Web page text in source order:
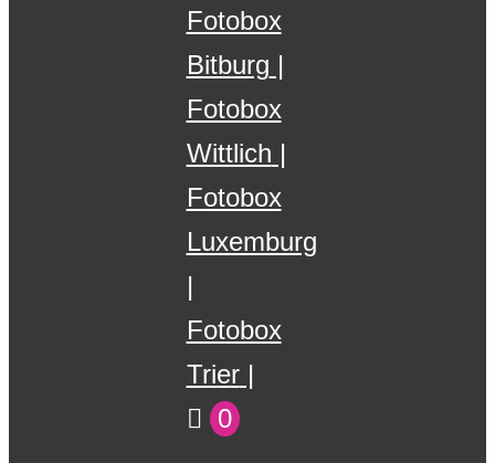
Fotobox
Bitburg
Fotobox
Wittlich
Fotobox
Luxemburg
Fotobox
Trier
0